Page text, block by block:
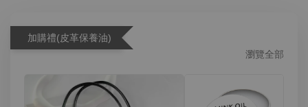
加購禮(皮革保養油)
瀏覽全部